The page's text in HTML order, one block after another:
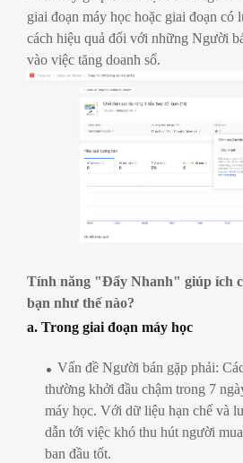
giai đoạn máy học hoặc giai đoạn có
cách hiệu quả đối với những Người
vào việc tăng doanh số.
Tính năng "Đẩy Nhanh" giúp ích
bạn như thế nào?
a. Trong giai đoạn máy học
Vấn đề Người bán gặp phải:
thường khởi đầu chậm trong 7
máy học. Với dữ liệu hạn chế và
dẫn tới việc khó thu hút người
ban đầu tốt.